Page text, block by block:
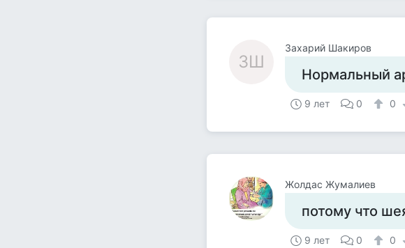
ЗШ
Захарий Шакиров
Нормальный
9 лет 0 0
Жолдас Жумалиев
потому что
9 лет 0 0